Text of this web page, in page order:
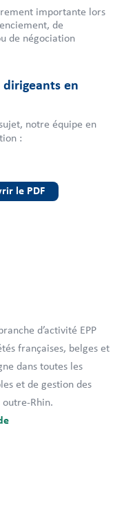
importante lors
de
de négociation
dirigeants en
notre équipe en
:
le PDF
d’activité EPP
françaises, belges et
dans toutes les
et de gestion des
outre-Rhin.